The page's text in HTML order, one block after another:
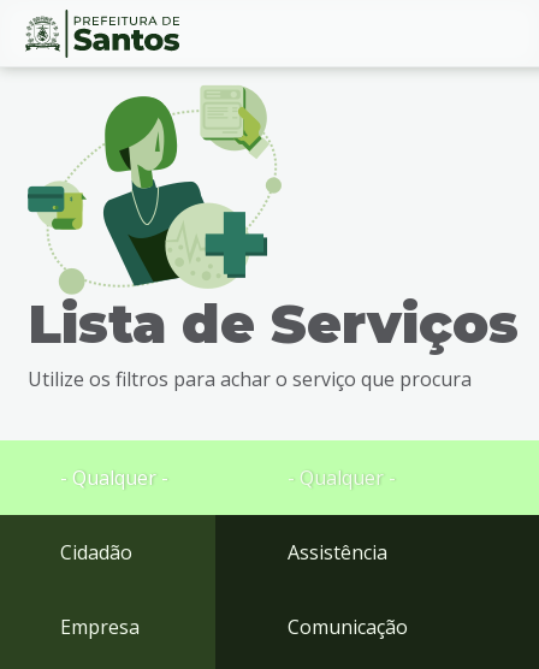
Ir
busca
Ir
rodapé
Conteúdo
Lista de Serviços
Utilize os filtros para achar o serviço que procura
- Qualquer -
Cidadão
Empresa
- Qualquer -
Assistência
Comunicação